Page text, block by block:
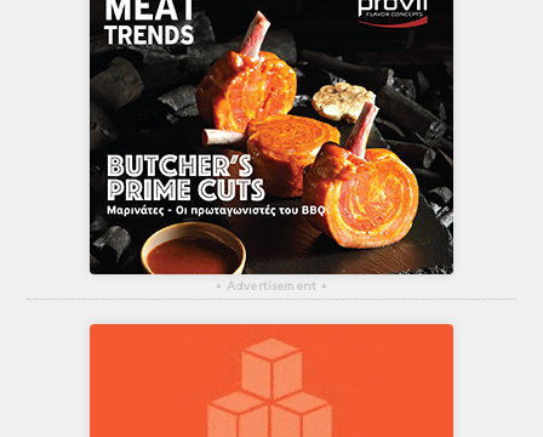
▴ Advertisement ▴